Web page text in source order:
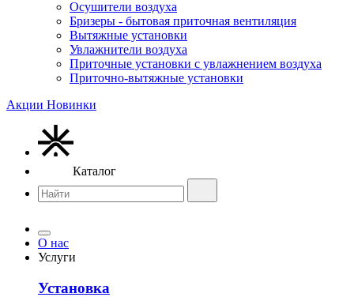
Осушители воздуха
Бризеры - бытовая приточная вентиляция
Вытяжные установки
Увлажнители воздуха
Приточные установки с увлажнением воздуха
Приточно-вытяжные установки
Акции Новинки
Каталог
О нас
Услуги
Установка